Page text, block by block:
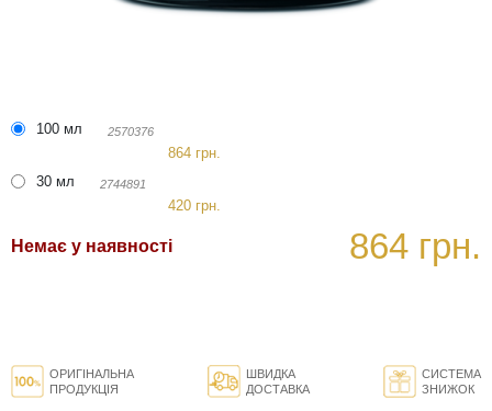
100 мл 2570376
864 грн.
30 мл
2744891
420 грн.
Немає у наявності 864 грн.
ОРИГІНАЛЬНА
ПРОДУКЦІЯ
ШВИДКА
ДОСТАВКА
СИСТЕМА
ЗНИЖОК